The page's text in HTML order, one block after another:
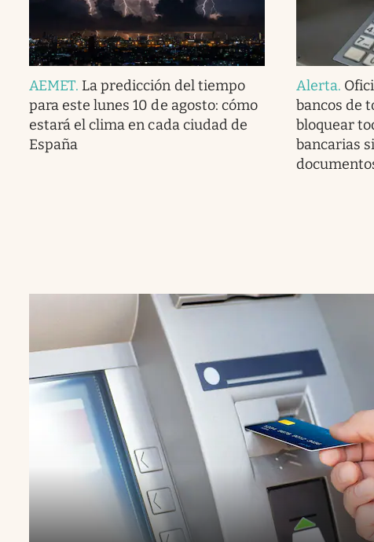
AEMET. La predicción del tiempo
para este lunes 10 de agosto: cómo
estará el clima en cada ciudad de
España
Alerta.
bancos de
bloquear
bancarias